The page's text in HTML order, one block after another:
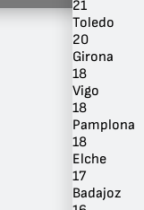
21
Toledo
20
Girona
18
Vigo
18
Pamplona
18
Elche
17
Badajoz